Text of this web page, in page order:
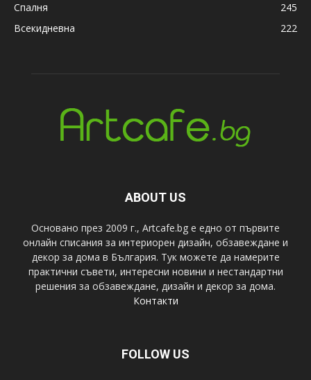
Спалня
245
Всекидневна
222
ABOUT US
Основано през 2009 г., Artcafe.bg е едно от първите
онлайн списания за интериорен дизайн, обзавеждане и
декор за дома в България. Тук можете да намерите
практични съвети, интересни новини и нестандартни
решения за обзавеждане, дизайн и декор за дома.
Контакти
FOLLOW US